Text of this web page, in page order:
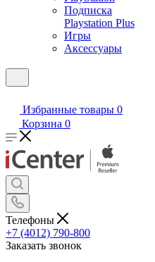
Подписка
Playstation Plus
Игры
Аксессуары
Избранные товары 0
Корзина 0
Телефоны
+7 (4012) 790-800
Заказать звонок